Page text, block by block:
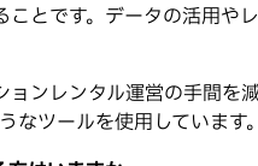
とです。データの活用や
ンレンタル運営の手間
ツールを使用しています。